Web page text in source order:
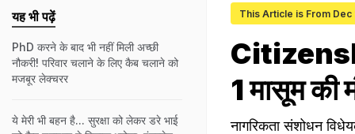
This Article is From Dec
1 मासूम की
नागरिकता संशोधन
यह भी पढ़ें
PhD करने के बाद भी नहीं मिली अच्‍छी
नौकरी! परिवार चलाने के लिए कैब चलाने को
मजबूर लेक्चरर
ये मेरी भी बहन है... सुरक्षा को लेकर डरे भाई